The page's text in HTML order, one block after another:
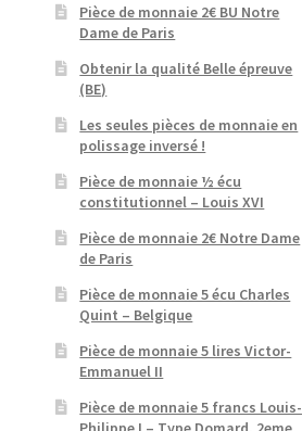
Pièce de monnaie 2€ BU Notre
Dame de Paris
Obtenir la qualité Belle épreuve
(BE)
Les seules pièces de monnaie en
polissage inversé !
Pièce de monnaie ½ écu
constitutionnel – Louis XVI
Pièce de monnaie 2€ Notre Dame
de Paris
Pièce de monnaie 5 écu Charles
Quint – Belgique
Pièce de monnaie 5 lires Victor-
Emmanuel II
Pièce de monnaie 5 francs Louis-